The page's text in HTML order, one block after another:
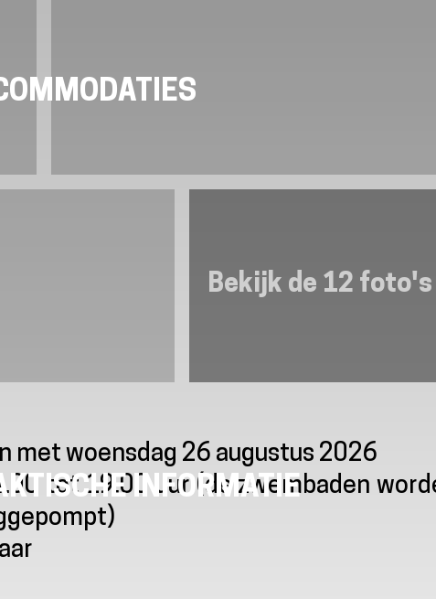
INFORMATIE
Bekijk de 12 foto's
met woensdag 26 augustus 2026
tot 19.00 uur (de zwembaden